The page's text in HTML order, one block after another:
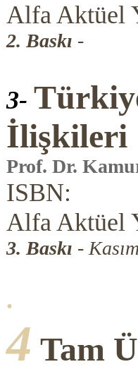
Alfa Aktüel
2. Baskı -
3-
İlişkileri
Prof. Dr.
ISBN:
Alfa Aktüel
3. Baskı -
.
4 Tam